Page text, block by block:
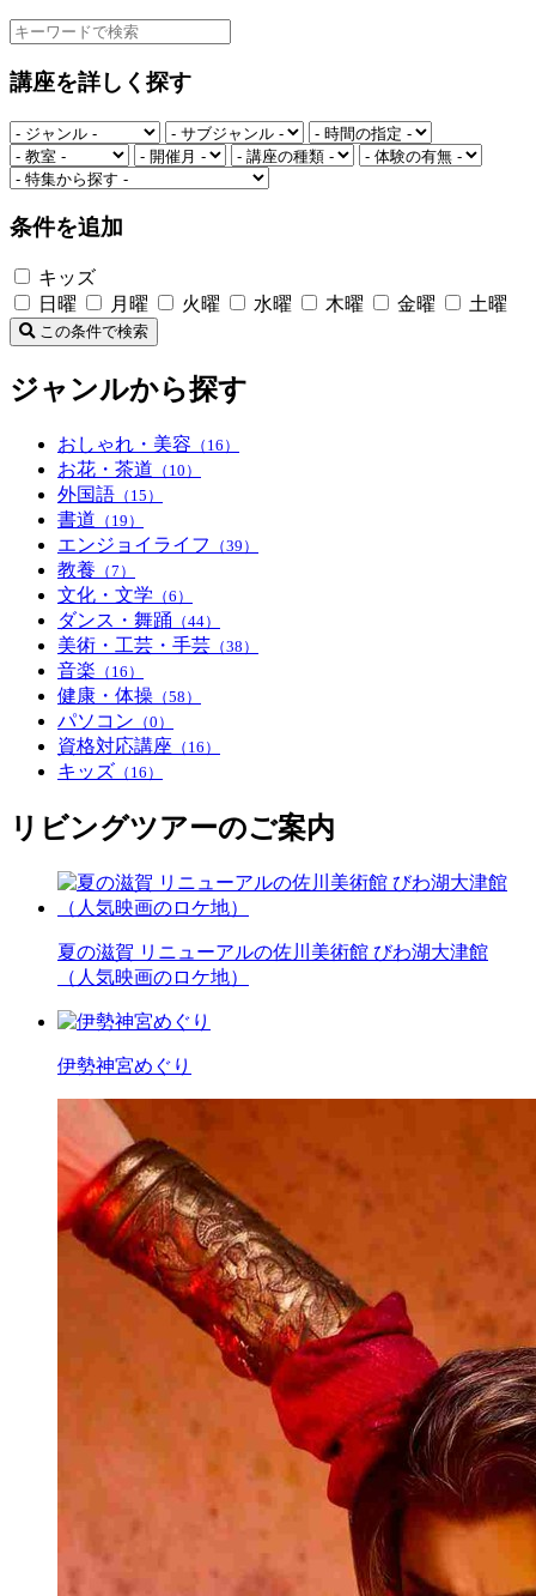
講座を詳しく探す
条件を追加
キッズ
日曜
月曜 火曜 水曜 木曜 金曜 土曜
この条件で検索
ジャンルから探す
おしゃれ・美容 （16）
お花・茶道 （10）
外国語 （15）
書道 （19）
エンジョイライフ （39）
教養 （7）
文化・文学 （6）
ダンス・舞踊 （44）
美術・工芸・手芸 （38）
音楽 （16）
健康・体操 （58）
パソコン （0）
資格対応講座 （16）
キッズ （16）
リビングツアーのご案内
夏の滋賀 リニューアルの佐川美術館 びわ湖大津館
（人気映画のロケ地）
伊勢神宮めぐり